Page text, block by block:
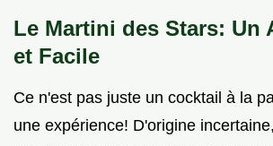
Le Martini des Stars: Un
et Facile
Ce n'est pas juste un cocktail à la
une expérience! D'origine